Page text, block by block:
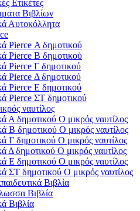
Ετικέτες
Βιβλίων
Αυτοκόλλητα
Pierce Α δημοτικού
Pierce Β δημοτικού
Pierce Γ δημοτικού
Pierce Δ δημοτικού
Pierce Ε δημοτικού
Pierce ΣΤ δημοτικού
ναυτίλος
Α δημοτικού Ο μικρός ναυτίλος
Β δημοτικού Ο μικρός ναυτίλος
Γ δημοτικού Ο μικρός ναυτίλος
Δ δημοτικού Ο μικρός ναυτίλος
Ε δημοτικού Ο μικρός ναυτίλος
ΣΤ δημοτικού Ο μικρός ναυτίλος
Βιβλία
Βιβλία
Βιβλία